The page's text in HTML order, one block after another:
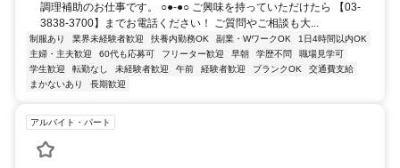
調理補助のお仕事です。 ○●-●○ ご興味を持っていただけたら 【03-
3838-3700】までお電話ください！ ご質問やご相談も大...
制服あり 業界未経験者歓迎 扶養内勤務OK 副業・WワークOK
1日4時間以内OK
主婦・主夫歓迎
60代も応募可 フリーター歓迎 早朝 学歴不問
職場見学可
学生歓迎
転勤なし 未経験者歓迎 午前 経験者歓迎 ブランクOK
交通費支給
まかないあり
長期歓迎
アルバイト・パート